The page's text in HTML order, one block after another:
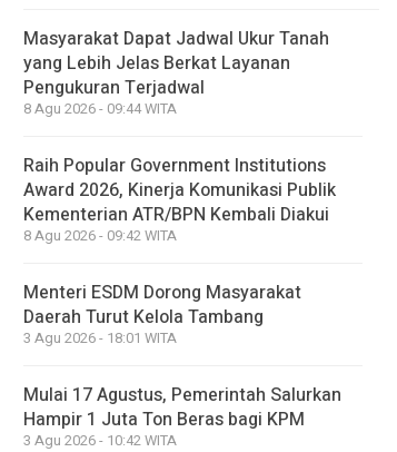
Masyarakat Dapat Jadwal Ukur Tanah
yang Lebih Jelas Berkat Layanan
Pengukuran Terjadwal
8 Agu 2026 - 09:44 WITA
Raih Popular Government Institutions
Award 2026, Kinerja Komunikasi Publik
Kementerian ATR/BPN Kembali Diakui
8 Agu 2026 - 09:42 WITA
Menteri ESDM Dorong Masyarakat
Daerah Turut Kelola Tambang
3 Agu 2026 - 18:01 WITA
Mulai 17 Agustus, Pemerintah Salurkan
Hampir 1 Juta Ton Beras bagi KPM
3 Agu 2026 - 10:42 WITA